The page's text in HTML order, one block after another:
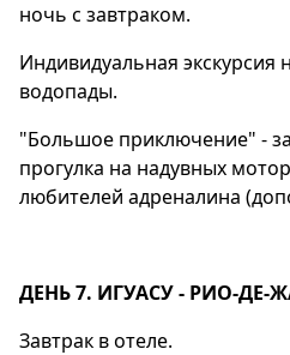
ночь с завтраком.
Индивидуальная экскурсия
водопады.
"Большое приключение" -
прогулка на надувных
любителей адреналина
ДЕНЬ 7. ИГУАСУ - РИО-ДЕ-
Завтрак в отеле.